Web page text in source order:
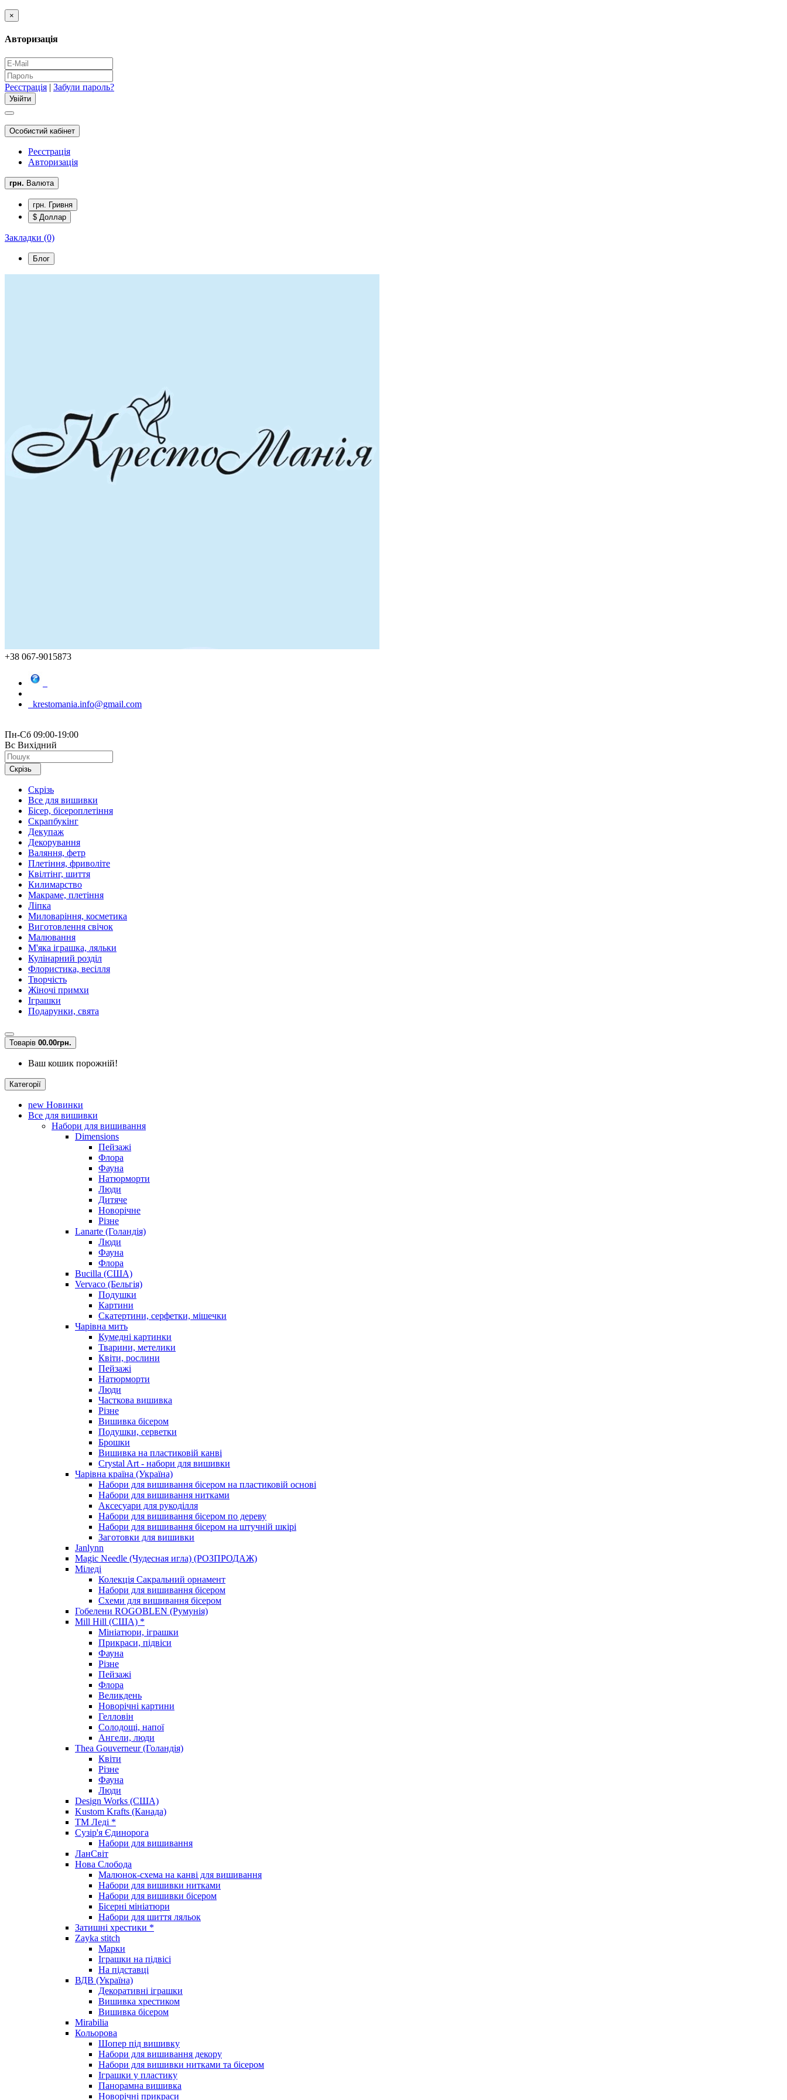
×
Авторизація
Реєстрація | Забули пароль?
Особистий кабінет
Реєстрація
Авторизація
грн. Валюта
грн. Гривня
$ Доллар
Закладки (0)
Блог
+38 067-9015873
krestomania.info@gmail.com
Пн-Сб 09:00-19:00
Вс Вихідний
Скрізь
Скрізь
Все для вишивки
Бісер, бісероплетіння
Скрапбукінг
Декупаж
Декорування
Валяння, фетр
Плетіння, фриволіте
Квілтінг, шиття
Килимарство
Макраме, плетіння
Ліпка
Миловаріння, косметика
Виготовлення свічок
Малювання
М'яка іграшка, ляльки
Кулінарний розділ
Флористика, весілля
Творчість
Жіночі примхи
Іграшки
Подарунки, свята
Товарів 00.00грн.
Ваш кошик порожній!
Категорії
new Новинки
Все для вишивки
Набори для вишивання
Dimensions
Пейзажі
Флора
Фауна
Натюрморти
Люди
Дитяче
Новорічне
Різне
Lanarte (Голандія)
Люди
Фауна
Флора
Bucilla (США)
Vervaco (Бельгія)
Подушки
Картини
Скатертини, серфетки, мішечки
Чарiвна мить
Кумедні картинки
Тварини, метелики
Квіти, рослини
Пейзажі
Натюрморти
Люди
Часткова вишивка
Різне
Вишивка бісером
Подушки, серветки
Брошки
Вишивка на пластиковій канві
Crystal Art - набори для вишивки
Чарівна країна (Україна)
Набори для вишивання бісером на пластиковій основі
Набори для вишивання нитками
Аксесуари для рукоділля
Набори для вишивання бісером по дереву
Набори для вишивання бісером на штучній шкірі
Заготовки для вишивки
Janlynn
Magic Needle (Чудесная игла) (РОЗПРОДАЖ)
Міледі
Колекція Сакральний орнамент
Набори для вишивання бісером
Схеми для вишивання бісером
Гобелени ROGOBLEN (Румунія)
Mill Hill (США) *
Мініатюри, іграшки
Прикраси, підвіси
Фауна
Різне
Пейзажі
Флора
Великдень
Новорічні картини
Гелловін
Солодощі, напої
Ангели, люди
Thea Gouverneur (Голандія)
Квіти
Різне
Фауна
Люди
Design Works (США)
Kustom Krafts (Канада)
ТМ Леді *
Сузір'я Єдинорога
Набори для вишивання
ЛанСвіт
Нова Слобода
Малюнок-схема на канві для вишивання
Набори для вишивки нитками
Набори для вишивки бісером
Бісерні мініатюри
Набори для шиття ляльок
Затишні хрестики *
Zayka stitch
Марки
Іграшки на підвісі
На підставці
ВДВ (Україна)
Декоративні іграшки
Вишивка хрестиком
Вишивка бісером
Mirabilia
Кольорова
Шопер під вишивку
Набори для вишивання декору
Набори для вишивки нитками та бісером
Іграшки у пластику
Панорамна вишивка
Новорічні прикраси